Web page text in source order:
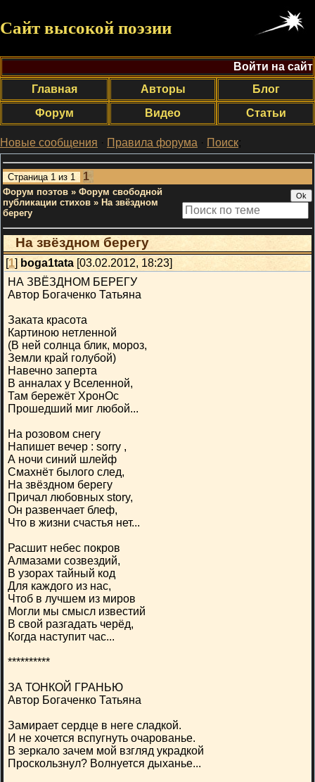
Сайт высокой поэзии
Войти на сайт
Главная
Авторы
Блог
Форум
Видео Статьи
Новые сообщения · Правила форума · Поиск;
Страница 1 из 1 1
Форум поэтов » Форум свободной
публикации стихов » На звёздном
берегу
На звёздном берегу
[1] boga1tata [03.02.2012, 18:23]
НА ЗВЁЗДНОМ БЕРЕГУ
Автор Богаченко Татьяна
Заката красота
Картиною нетленной
(В ней солнца блик, мороз,
Земли край голубой)
Навечно заперта
В анналах у Вселенной,
Там бережёт ХронОс
Прошедший миг любой...
На розовом снегу
Напишет вечер : sorry ,
А ночи синий шлейф
Смахнёт былого след,
На звёздном берегу
Причал любовных story,
Он развенчает блеф,
Что в жизни счастья нет...
Расшит небес покров
Алмазами созвездий,
В узорах тайный код
Для каждого из нас,
Чтоб в лучшем из миров
Могли мы смысл известий
В свой разгадать черёд,
Когда наступит час...
**********
ЗА ТОНКОЙ ГРАНЬЮ
Автор Богаченко Татьяна
Замирает сердце в неге сладкой.
И не хочется вспугнуть очарованье.
В зеркало зачем мой взгляд украдкой
Проскользнул? Волнуется дыханье...